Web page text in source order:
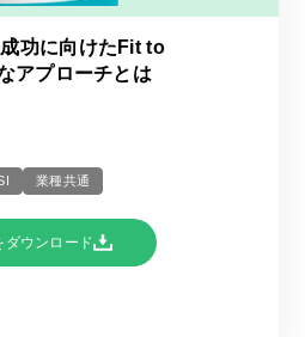
功に向けたFit to
アプローチとは
業種共通
ダウンロード